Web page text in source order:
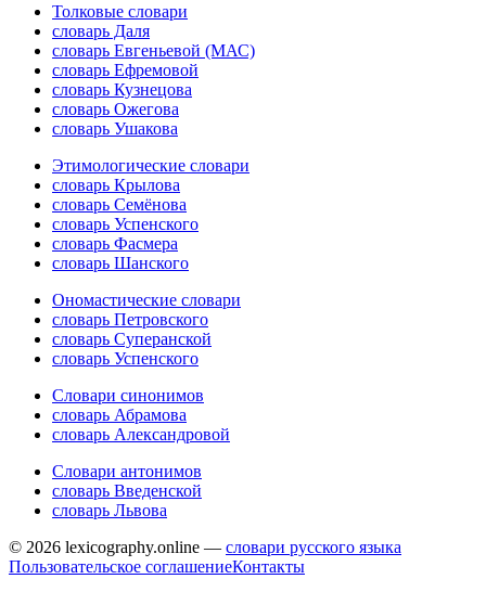
Толковые словари
словарь Даля
словарь Евгеньевой (МАС)
словарь Ефремовой
словарь Кузнецова
словарь Ожегова
словарь Ушакова
Этимологические словари
словарь Крылова
словарь Семёнова
словарь Успенского
словарь Фасмера
словарь Шанского
Ономастические словари
словарь Петровского
словарь Суперанской
словарь Успенского
Словари синонимов
словарь Абрамова
словарь Александровой
Словари антонимов
словарь Введенской
словарь Львова
© 2026 lexicography.online — словари русского языка
Пользовательское соглашениеКонтакты